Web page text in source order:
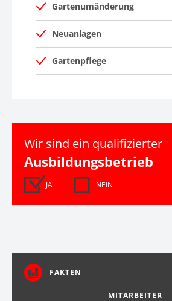
Gartenumänderung
Neuanlagen
Gartenpflege
Wir sind ein qualifizierter
Ausbildungsbetrieb
JA NEIN
FAKTEN
MITARBEITER